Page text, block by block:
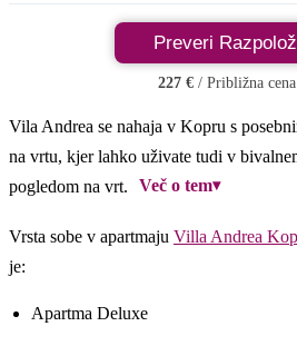
Preveri
227 €/ Približna cena
Vila Andrea se nahaja v Kopru s
na vrtu, kjer lahko uživate tudi v
pogledom na vrt.
Več o tem▾
Vrsta sobe v apartmaju Villa Andrea
je:
Apartma Deluxe